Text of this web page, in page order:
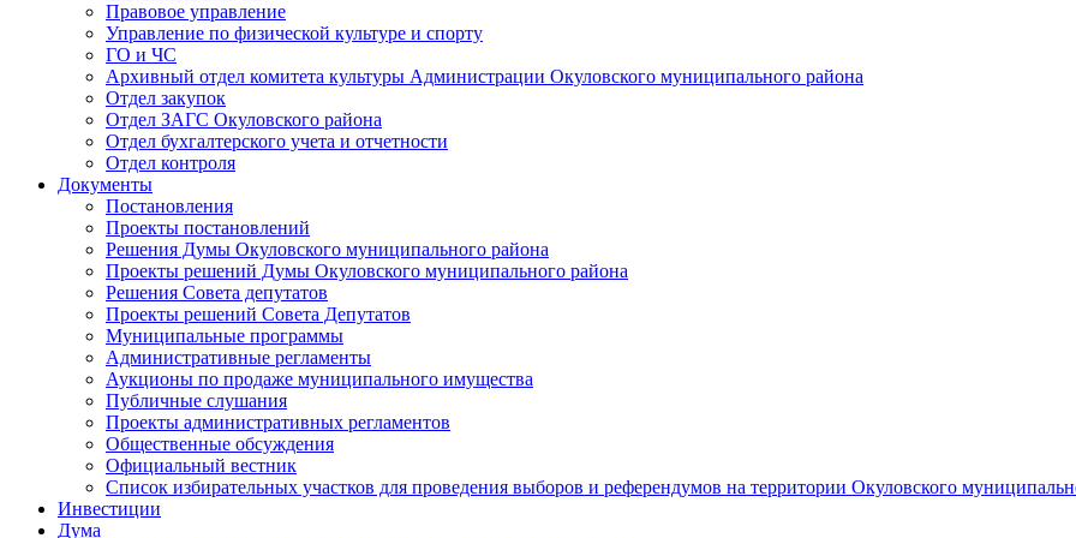
Правовое управление
Управление по физической культуре и спорту
ГО и ЧС
Архивный отдел комитета культуры Администрации Окуловского муниципального района
Отдел закупок
Отдел ЗАГС Окуловского района
Отдел бухгалтерского учета и отчетности
Отдел контроля
Документы
Постановления
Проекты постановлений
Решения Думы Окуловского муниципального района
Проекты решений Думы Окуловского муниципального района
Решения Совета депутатов
Проекты решений Совета Депутатов
Муниципальные программы
Административные регламенты
Аукционы по продаже муниципального имущества
Публичные слушания
Проекты административных регламентов
Общественные обсуждения
Официальный вестник
Список избирательных участков для проведения выборов и референдумов на территории Окуловского
Инвестиции
Дума